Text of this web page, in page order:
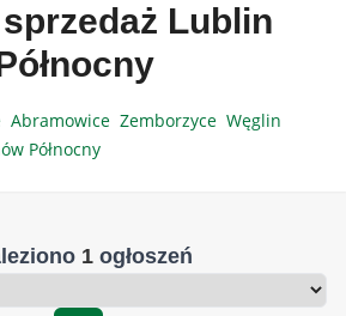
sprzedaż Lublin
Abramowice Zemborzyce Węglin
Północny
1 ogłoszeń